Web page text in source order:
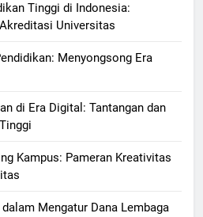
Tinggi di Indonesia:
Universitas
Menyongsong Era
di Era Digital: Tantangan dan
Kampus: Pameran Kreativitas
Mengatur Dana Lembaga